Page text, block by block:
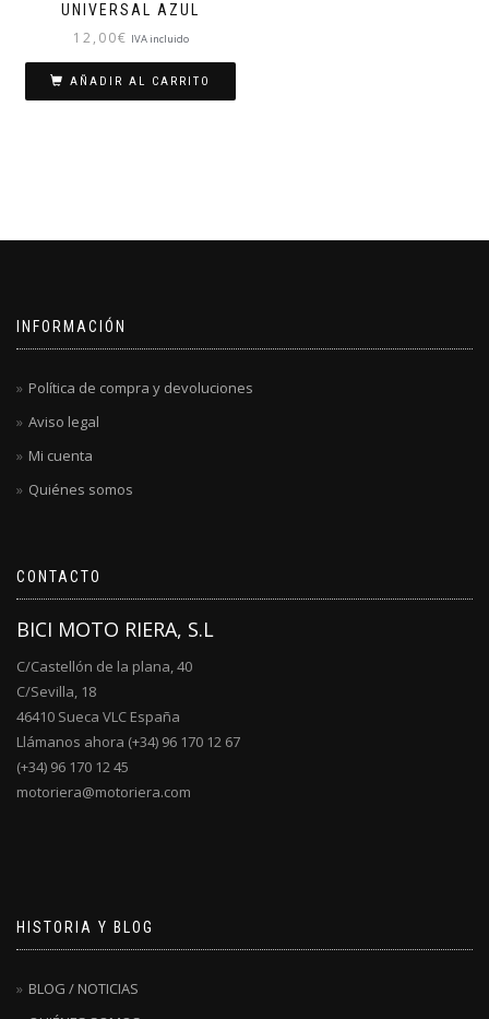
UNIVERSAL AZUL
12,00€ IVA incluido
AÑADIR AL CARRITO
INFORMACIÓN
Política de compra y devoluciones
Aviso legal
Mi cuenta
Quiénes somos
CONTACTO
BICI MOTO RIERA, S.L
C/Castellón de la plana, 40
C/Sevilla, 18
46410 Sueca VLC España
Llámanos ahora (+34) 96 170 12 67
(+34) 96 170 12 45
motoriera@motoriera.com
HISTORIA Y BLOG
BLOG / NOTICIAS